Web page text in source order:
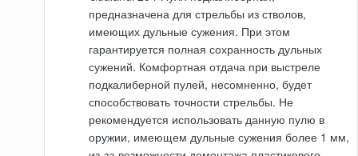
предназначена для стрельбы из стволов,
имеющих дульные сужения. При этом
гарантируется полная сохранность дульных
сужений. Комфортная отдача при выстреле
подкалиберной пулей, несомненно, будет
способствовать точности стрельбы. Не
рекомендуется использовать данную пулю в
оружии, имеющем дульные сужения более 1 мм,